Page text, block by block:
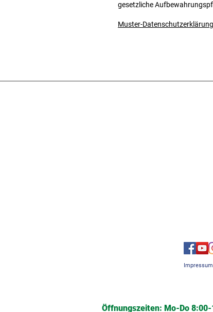
gesetzliche
Muster-Datenschutzerklärung
Impressum
Öffnungszeiten: Mo-Do